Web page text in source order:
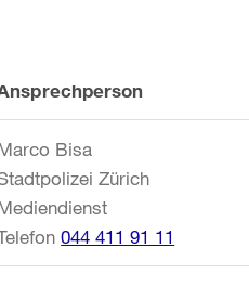
Bisa
Zürich
044 411 91 11